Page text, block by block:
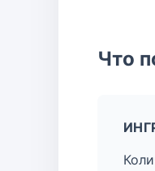
Что